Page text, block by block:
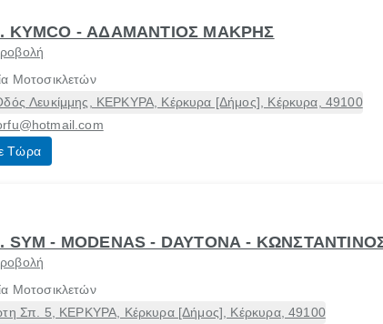
KYMCO - ΑΔΑΜΑΝΤΙΟΣ ΜΑΚΡΗΣ
Μοτοσικλετών
Λευκίμμης, ΚΕΡΚΥΡΑ, Κέρκυρα [Δήμος], Κέρκυρα, 49100
Τώρα
SYM - MODENAS - DAYTONA -
Μοτοσικλετών
Σπ. 5, ΚΕΡΚΥΡΑ, Κέρκυρα [Δήμος], Κέρκυρα, 49100